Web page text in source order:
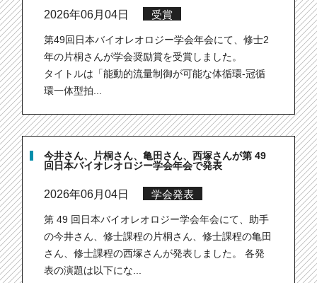
2026年06月04日 受賞
第49回日本バイオレオロジー学会年会にて、修士2
年の片桐さんが学会奨励賞を受賞しました。
タイトルは「能動的流量制御が可能な体循環-冠循
環一体型拍...
今井さん、片桐さん、亀田さん、西塚さんが第 49
回日本バイオレオロジー学会年会で発表
2026年06月04日 学会発表
第 49 回日本バイオレオロジー学会年会にて、助手
の今井さん、修士課程の片桐さん、修士課程の亀田
さん、修士課程の西塚さんが発表しました。 各発
表の演題は以下にな...